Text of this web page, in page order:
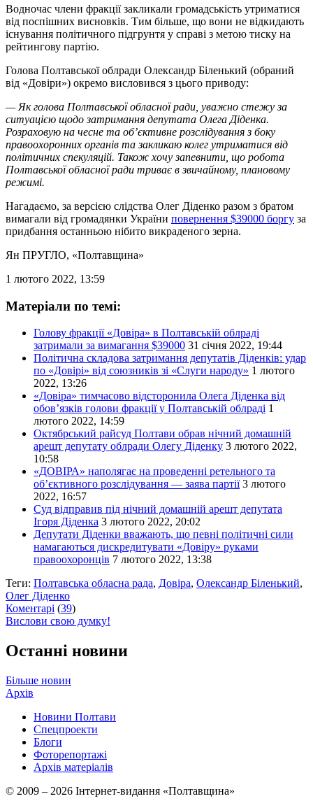
Водночас члени фракції закликали громадськість утриматися
від поспішних висновків. Тим більше, що вони не відкидають
існування політичного підгрунтя у справі з метою тиску на
рейтингову партію.
Голова Полтавської облради Олександр Біленький (обраний
від «Довіри») окремо висловився з цього приводу:
— Як голова Полтавської обласної ради, уважно стежу за
ситуацією щодо затримання депутата Олега Діденка.
Розраховую на чесне та об’єктивне розслідування з боку
правоохоронних органів та закликаю колег утриматися від
політичних спекуляцій. Також хочу запевнити, що робота
Полтавської обласної ради триває в звичайному, плановому
режимі.
Нагадаємо, за версією слідства Олег Діденко разом з братом
вимагали від громадянки України повернення $39000 боргу за
придбання останньою нібито викраденого зерна.
Ян ПРУГЛО, «Полтавщина»
1 лютого 2022, 13:59
Матеріали по темі:
Голову фракції «Довіра» в Полтавській облраді
затримали за вимагання $39000 31 січня 2022, 19:44
Політична складова затримання депутатів Діденків: удар
по «Довірі» від союзників зі «Слуги народу» 1 лютого
2022, 13:26
«Довіра» тимчасово відсторонила Олега Діденка від
обов’язків голови фракції у Полтавській облраді 1
лютого 2022, 14:59
Октябрський райсуд Полтави обрав нічний домашній
арешт депутату облради Олегу Діденку 3 лютого 2022,
10:58
«ДОВІРА» наполягає на проведенні ретельного та
об’єктивного розслідування — заява партії 3 лютого
2022, 16:57
Суд відправив під нічний домашній арешт депутата
Ігоря Діденка 3 лютого 2022, 20:02
Депутати Діденки вважають, що певні політичні сили
намагаються дискредитувати «Довіру» руками
правоохоронців 7 лютого 2022, 13:38
Теги: Полтавська обласна рада, Довіра, Олександр Біленький,
Олег Діденко
Коментарі (39)
Вислови свою думку!
Останні новини
Більше новин
Архів
Новини Полтави
Спецпроекти
Блоги
Фоторепортажі
Архів матеріалів
© 2009 – 2026 Інтернет-видання «Полтавщина»